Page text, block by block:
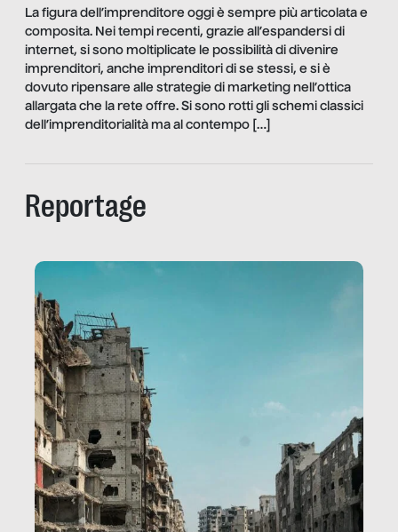
La figura dell’imprenditore oggi è sempre più articolata e
composita. Nei tempi recenti, grazie all’espandersi di
internet, si sono moltiplicate le possibilità di divenire
imprenditori, anche imprenditori di se stessi, e si è
dovuto ripensare alle strategie di marketing nell’ottica
allargata che la rete offre. Si sono rotti gli schemi classici
dell’imprenditorialità ma al contempo […]
Reportage